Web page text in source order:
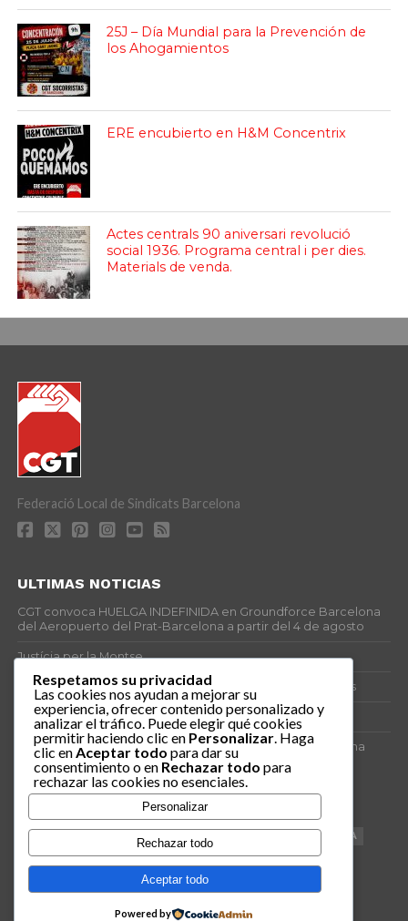
25J – Día Mundial para la Prevención de
los Ahogamientos
ERE encubierto en H&M Concentrix
Actes centrals 90 aniversari revolució
social 1936. Programa central i per dies.
Materials de venda.
Federació Local de Sindicats Barcelona
ULTIMAS NOTICIAS
CGT convoca HUELGA INDEFINIDA en Groundforce Barcelona
del Aeropuerto del Prat-Barcelona a partir del 4 de agosto
Justícia per la Montse
25J – Día Mundial para la Prevención de los Ahogamientos
ERE encubierto en H&M Concentrix
Actes centrals 90 aniversari revolució social 1936. Programa
central i per dies. Materials de venda.
VAGA TELEMARKETING NETEJA
CONFERENCIA
DOCUMENTAL
SANITAT CATSALUT 061 ANTI-MWC
Respetamos su privacidad
Las cookies nos ayudan a mejorar su
experiencia, ofrecer contenido personalizado y
analizar el tráfico. Puede elegir qué cookies
permitir haciendo clic en Personalizar . Haga
clic en Aceptar todo para dar su
consentimiento o en Rechazar todo para
rechazar las cookies no esenciales.
Personalizar
Rechazar todo
Aceptar todo
Powered by